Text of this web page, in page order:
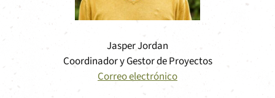
Jasper Jordan
Coordinador y Gestor de Proyectos
Correo electrónico